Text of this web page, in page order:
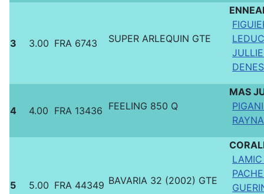
3 3.00 FRA 6743 SUPER ARLEQUIN GTE
4 4.00 FRA 13436 FEELING 850 Q
MAS
5 5.00 FRA 44349 BAVARIA 32 (2002) GTE